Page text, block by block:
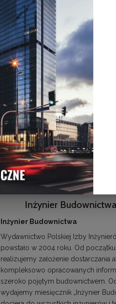
Inżynier Budownictwa
(prenumerata roczna,
DRUK)
1 2 3 4
Inżynier
Inżynier Budownictwa
Wydawnictwo Polskiej Izby
powstało w 2004 roku. Od początku
realizujemy założenie dostarczania
kompleksowo opracowanych
szeroko pojętym budownictwem.
wydajemy miesięcznik „Inżynier